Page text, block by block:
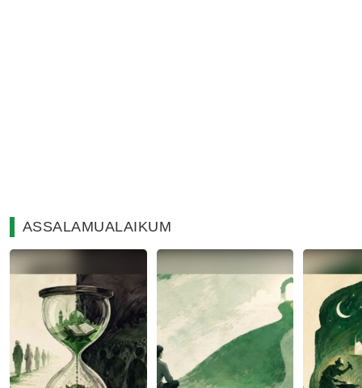
ASSALAMUALAIKUM